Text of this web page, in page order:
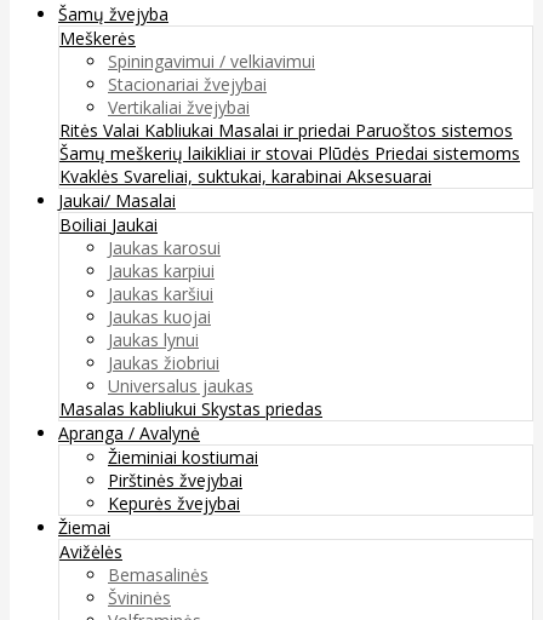
Šamų žvejyba
Meškerės
Spiningavimui / velkiavimui
Stacionariai žvejybai
Vertikaliai žvejybai
Ritės Valai Kabliukai Masalai ir priedai Paruoštos sistemos
Šamų meškerių laikikliai ir stovai Plūdės Priedai sistemoms
Kvaklės Svareliai, suktukai, karabinai Aksesuarai
Jaukai/ Masalai
Boiliai Jaukai
Jaukas karosui
Jaukas karpiui
Jaukas karšiui
Jaukas kuojai
Jaukas lynui
Jaukas žiobriui
Universalus jaukas
Masalas kabliukui Skystas priedas
Apranga / Avalynė
Žieminiai kostiumai
Pirštinės žvejybai
Kepurės žvejybai
Žiemai
Avižėlės
Bemasalinės
Švininės